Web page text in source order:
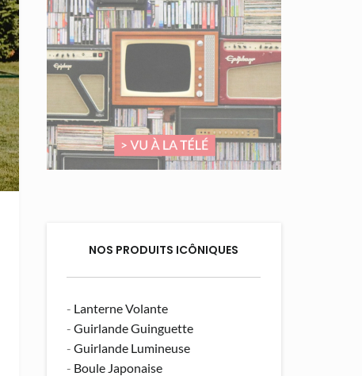
NOS PRODUITS ICÔNIQUES
- Lanterne Volante
-Guirlande Guinguette
-Guirlande Lumineuse
- Boule Japonaise